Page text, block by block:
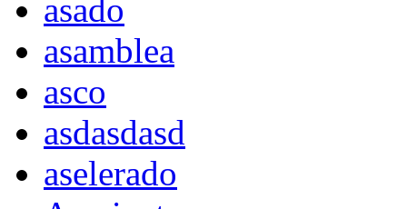
asado
asamblea
asco
asdasdasd
aselerado